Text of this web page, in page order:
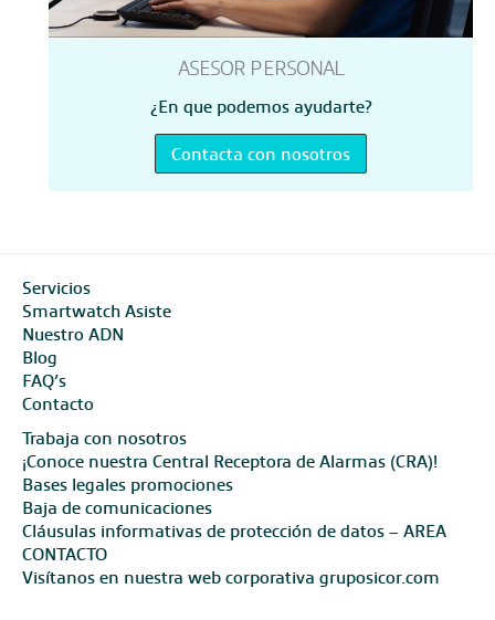
ASESOR PERSONAL
¿En que podemos ayudarte?
Contacta con nosotros
Servicios
Smartwatch Asiste
Nuestro ADN
Blog
FAQ’s
Contacto
Trabaja con nosotros
¡Conoce nuestra Central Receptora de Alarmas (CRA)!
Bases legales promociones
Baja de comunicaciones
Cláusulas informativas de protección de datos – AREA
CONTACTO
Visítanos en nuestra web corporativa gruposicor.com